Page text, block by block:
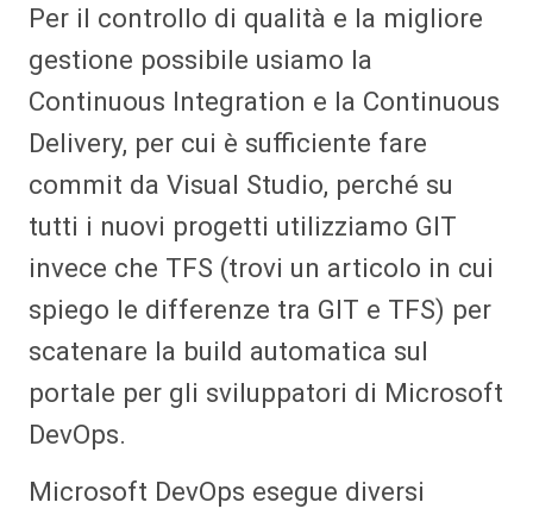
Per il controllo di qualità e la migliore
gestione possibile usiamo la
Continuous Integration e la Continuous
Delivery, per cui è sufficiente fare
commit da Visual Studio, perché su
tutti i nuovi progetti utilizziamo GIT
invece che TFS (trovi un articolo in cui
spiego le differenze tra GIT e TFS) per
scatenare la build automatica sul
portale per gli sviluppatori di Microsoft
DevOps.
Microsoft DevOps esegue diversi